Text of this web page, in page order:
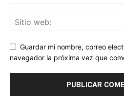
Guardar mi nombre, correo
navegador la próxima vez que